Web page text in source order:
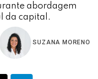
abordagem
da capital.
SUZANA MORENO